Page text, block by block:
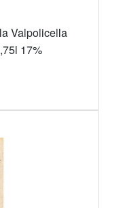
Valpolicella
17%